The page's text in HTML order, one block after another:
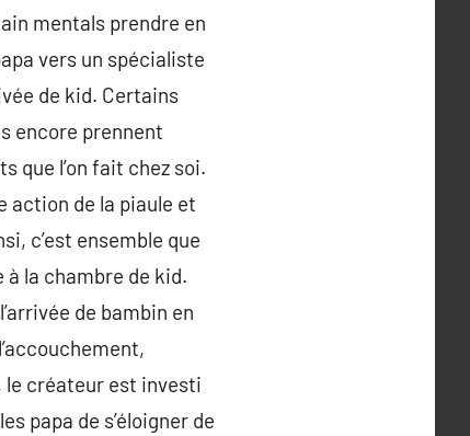
mentals prendre en
vers un spécialiste
de kid. Certains
encore prennent
que l’on fait chez soi.
action de la piaule et
c’est ensemble que
la chambre de kid.
de bambin en
le créateur est investi
papa de s’éloigner de